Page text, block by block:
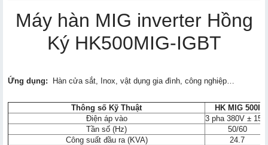
Máy hàn MIG inverter Hồng
Ký HK500MIG-IGBT
Ứng dụng: Hàn cửa sắt, Inox, vật dụng gia đình, công nghiệp…
Thông số Kỹ Thuật
HK MIG 500I
Điện áp vào
3 pha 380V ±
Tần số (Hz)
50/60
Công suất đầu ra (KVA)
24.7